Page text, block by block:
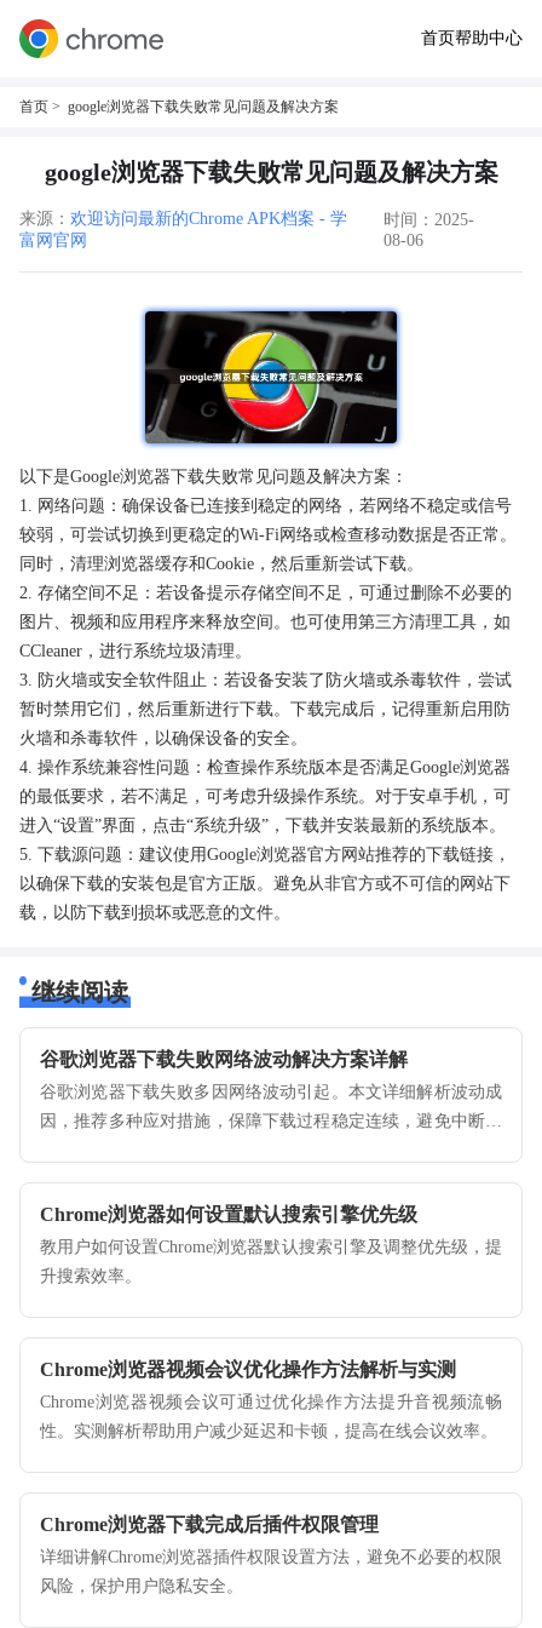
首页帮助中心
首页 > google浏览器下载失败常见问题及解决方案
google浏览器下载失败常见问题及解决方案
来源： 欢迎访问最新的Chrome APK档案 - 学
富网官网
时间：2025-
08-06
以下是Google浏览器下载失败常见问题及解决方案：
1. 网络问题：确保设备已连接到稳定的网络，若网络不稳定或信号
较弱，可尝试切换到更稳定的Wi-Fi网络或检查移动数据是否正常。
同时，清理浏览器缓存和Cookie，然后重新尝试下载。
2. 存储空间不足：若设备提示存储空间不足，可通过删除不必要的
图片、视频和应用程序来释放空间。也可使用第三方清理工具，如
CCleaner，进行系统垃圾清理。
3. 防火墙或安全软件阻止：若设备安装了防火墙或杀毒软件，尝试
暂时禁用它们，然后重新进行下载。下载完成后，记得重新启用防
火墙和杀毒软件，以确保设备的安全。
4. 操作系统兼容性问题：检查操作系统版本是否满足Google浏览器
的最低要求，若不满足，可考虑升级操作系统。对于安卓手机，可
进入“设置”界面，点击“系统升级”，下载并安装最新的系统版本。
5. 下载源问题：建议使用Google浏览器官方网站推荐的下载链接，
以确保下载的安装包是官方正版。避免从非官方或不可信的网站下
载，以防下载到损坏或恶意的文件。
继续阅读
谷歌浏览器下载失败网络波动解决方案详解
谷歌浏览器下载失败多因网络波动引起。本文详细解析波动成
因，推荐多种应对措施，保障下载过程稳定连续，避免中断影
Chrome浏览器如何设置默认搜索引擎优先级
教用户如何设置Chrome浏览器默认搜索引擎及调整优先级，提
升搜索效率。
Chrome浏览器视频会议优化操作方法解析与实测
Chrome浏览器视频会议可通过优化操作方法提升音视频流畅
性。实测解析帮助用户减少延迟和卡顿，提高在线会议效率。
Chrome浏览器下载完成后插件权限管理
详细讲解Chrome浏览器插件权限设置方法，避免不必要的权限
风险，保护用户隐私安全。